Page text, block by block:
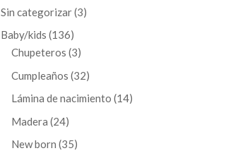
Sin categorizar 33
Baby/kids 136136
productos
Chupeteros 33
productos
Cumpleaños 3232
productos
Lámina de nacimiento 1414
Madera 2424
productos
New born 3535